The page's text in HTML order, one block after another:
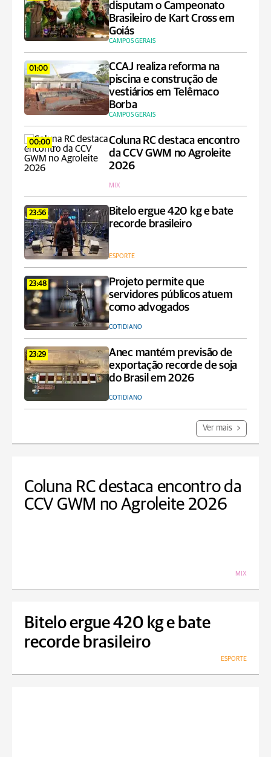
disputam o Campeonato
Brasileiro de Kart Cross em
Goiás
CAMPOS GERAIS
01:00
CCAJ realiza reforma na
piscina e construção de
vestiários em Telêmaco
Borba
CAMPOS GERAIS
00:00
Coluna RC destaca encontro
da CCV GWM no Agroleite
2026
MIX
23:56
Bitelo ergue 420 kg e bate
recorde brasileiro
ESPORTE
23:48
Projeto permite que
servidores públicos atuem
como advogados
COTIDIANO
23:29
Anec mantém previsão de
exportação recorde de soja
do Brasil em 2026
COTIDIANO
Ver mais
Coluna RC destaca encontro da
CCV GWM no Agroleite 2026
MIX
Bitelo ergue 420 kg e bate
recorde brasileiro
ESPORTE